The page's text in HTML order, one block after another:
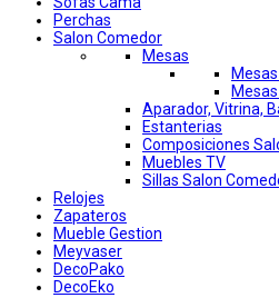
Perchas
Salon Comedor
Mesas
Aparador, Vitrina,
Estanterias
Composiciones
Muebles TV
Sillas Salon
Relojes
Zapateros
Mueble Gestion
Meyvaser
DecoPako
DecoEko